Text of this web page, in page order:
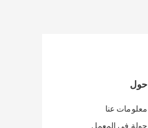
حول
معلومات عنا
جولة في المعمل